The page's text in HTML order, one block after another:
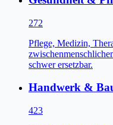
272
Pflege, Medizin,
schwer ersetzbar.
Handwerk &
423